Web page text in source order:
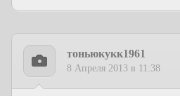
тоньюкукк1961
8 Апреля 2013 в 11:38